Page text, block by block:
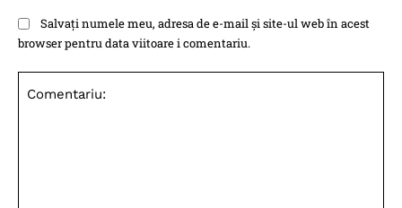
Salvați numele meu, adresa de e-mail și site-ul web în acest
browser pentru data viitoare i comentariu.